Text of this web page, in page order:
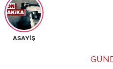
ASAYİŞ
Tüm Manşetler
Son Dakika Haberleri